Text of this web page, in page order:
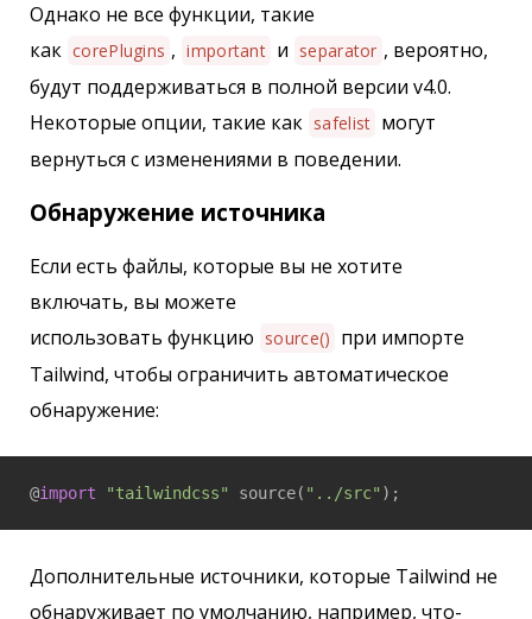
Однако не все функции, такие
как corePlugins , important и separator , вероятно,
будут поддерживаться в полной версии v4.0.
Некоторые опции, такие как safelist могут
вернуться с изменениями в поведении.
Обнаружение источника
Если есть файлы, которые вы не хотите
включать, вы можете
использовать функцию source() при импорте
Tailwind, чтобы ограничить автоматическое
обнаружение:
@import "tailwindcss" source( "../src" );
Дополнительные источники, которые Tailwind не
обнаруживает по умолчанию, например, что-